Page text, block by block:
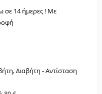
σε 14 ήμερες ! Με
Διαβήτη - Αντίσταση